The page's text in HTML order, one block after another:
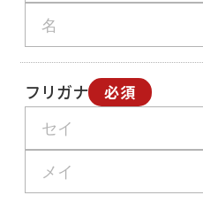
フリガナ 必須